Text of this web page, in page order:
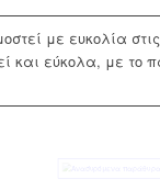
με ευκολία στις
και εύκολα, με το